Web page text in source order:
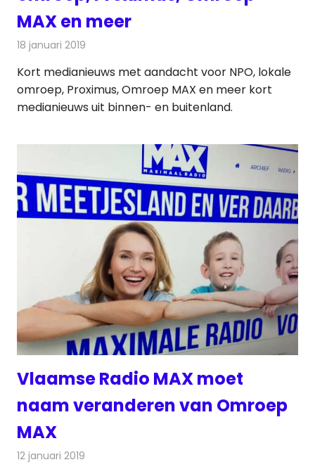
MAX en meer
18 januari 2019
Kort medianieuws met aandacht voor NPO, lokale
omroep, Proximus, Omroep MAX en meer kort
medianieuws uit binnen- en buitenland.
Vlaamse Radio MAX moet
naam veranderen van Omroep
MAX
12 januari 2019